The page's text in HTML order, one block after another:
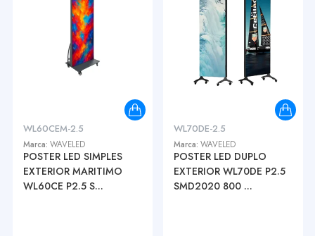
WL60CEM-2.5
Marca: WAVELED
POSTER LED SIMPLES
EXTERIOR MARITIMO
WL60CE P2.5 S...
WL70DE-2.5
Marca: WAVELED
POSTER LED DUPLO
EXTERIOR WL70DE P2.5
SMD2020 800 ...